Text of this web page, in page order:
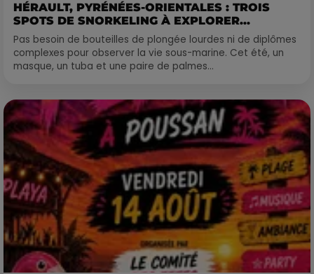
HÉRAULT, PYRÉNÉES-ORIENTALES : TROIS
SPOTS DE SNORKELING À EXPLORER...
Pas besoin de bouteilles de plongée lourdes ni de diplômes
complexes pour observer la vie sous-marine. Cet été, un
masque, un tuba et une paire de palmes...